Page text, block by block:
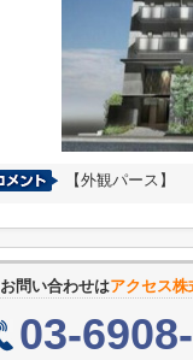
【外観パース】
お問い合わせはアクセス株
03-